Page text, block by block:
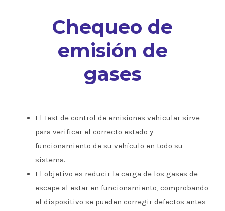
Chequeo de
emisión de
gases
El Test de control de emisiones vehicular sirve
para verificar el correcto estado y
funcionamiento de su vehículo en todo su
sistema.
El objetivo es reducir la carga de los gases de
escape al estar en funcionamiento, comprobando
el dispositivo se pueden corregir defectos antes